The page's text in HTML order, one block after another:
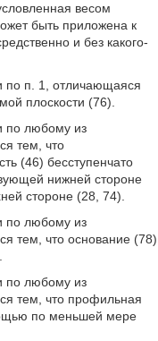
весом
быть приложена к
и без какого-
по п. 1, отличающаяся
плоскости (76).
по любому из
тем, что
(46) бесступенчато
нижней стороне
стороне (28, 74).
по любому из
тем, что основание (78)
по любому из
тем, что профильная
по меньшей мере